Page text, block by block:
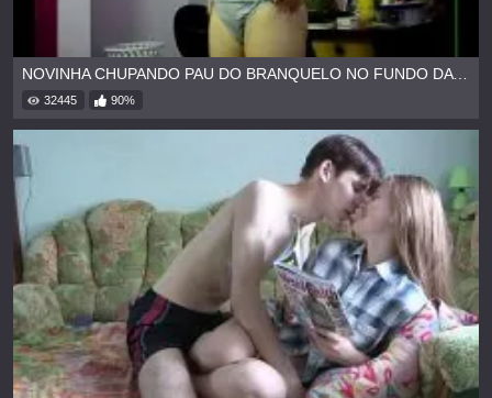
NOVINHA CHUPANDO PAU DO BRANQUELO NO FUNDO DA CASA
32445 90%